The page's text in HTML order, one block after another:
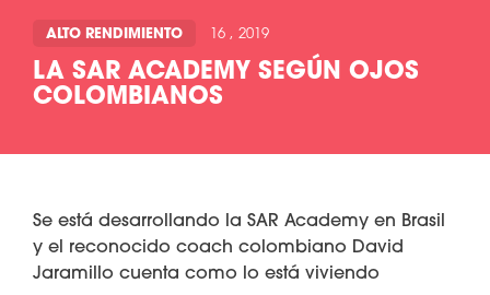
ALTO RENDIMIENTO 16 , 2019
LA SAR ACADEMY SEGÚN OJOS
COLOMBIANOS
Se está desarrollando la SAR Academy en Brasil
y el reconocido coach colombiano David
Jaramillo cuenta como lo está viviendo